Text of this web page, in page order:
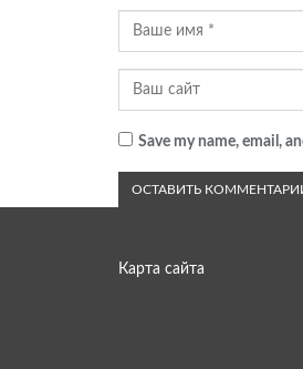
Save my name, email,
Карта сайта